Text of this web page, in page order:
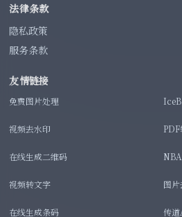
法律条款
隐私政策
服务条款
友情链接
免费图片处理
视频去水印
在线生成二维码
视频转文字 图
在线生成条码 传